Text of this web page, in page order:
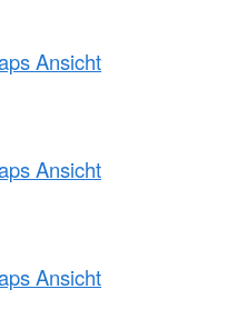
Ansicht
Ansicht
Ansicht